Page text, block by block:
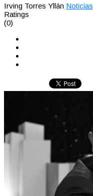
Irving Torres Yllán Noticias
Ratings
(0)